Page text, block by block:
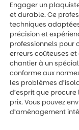
Engager un
et durable. Ce
techniques
précision et
professionnels pour
erreurs coûteuses
chantier à un
conforme aux
les problèmes
d’esprit que procure
prix. Vous pouvez
d’aménagement